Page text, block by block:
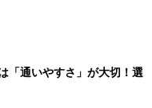
温グラフを作成！
「通いやすさ」が大切！選